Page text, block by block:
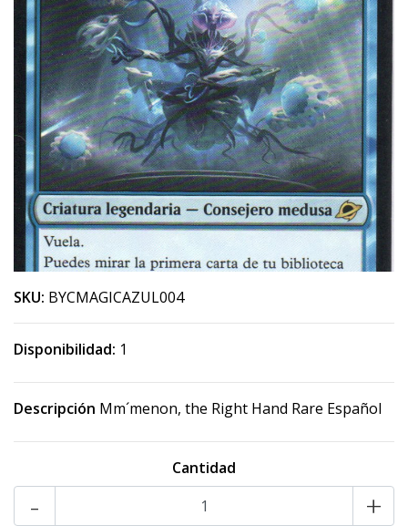
SKU: BYCMAGICAZUL004
Disponibilidad: 1
Descripción Mm´menon, the Right Hand Rare Español
Cantidad
+
-